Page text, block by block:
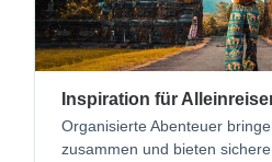
Inspiration für
Organisierte Abenteuer
zusammen und bieten